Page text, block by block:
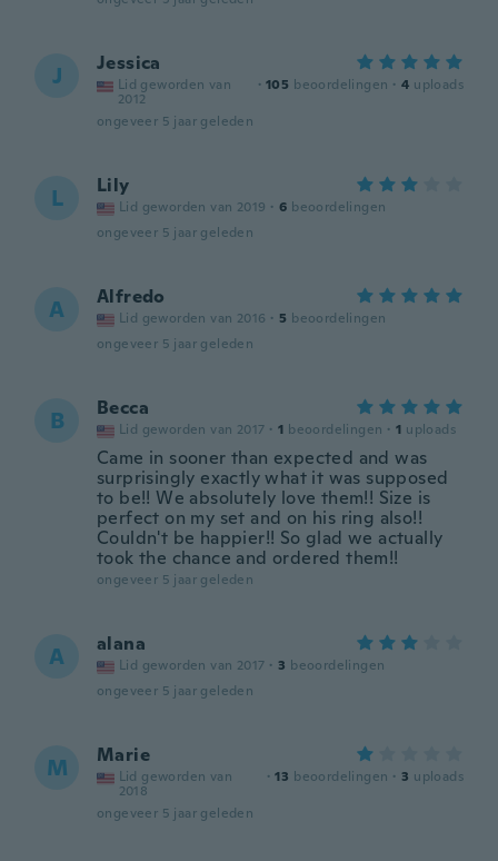
J Jessica
Lid geworden van
2012
· 105 beoordelingen · 4 uploads
ongeveer 5 jaar geleden
L Lily
Lid geworden van 2019 · 6 beoordelingen
ongeveer 5 jaar geleden
A Alfredo
Lid geworden van 2016 · 5 beoordelingen
ongeveer 5 jaar geleden
B Becca
Lid geworden van 2017 · 1 beoordelingen · 1 uploads
Came in sooner than expected and was
surprisingly exactly what it was supposed
to be!! We absolutely love them!! Size is
perfect on my set and on his ring also!!
Couldn't be happier!! So glad we actually
took the chance and ordered them!!
ongeveer 5 jaar geleden
A alana
Lid geworden van 2017 · 3 beoordelingen
ongeveer 5 jaar geleden
M Marie
Lid geworden van
2018
· 13 beoordelingen · 3 uploads
ongeveer 5 jaar geleden